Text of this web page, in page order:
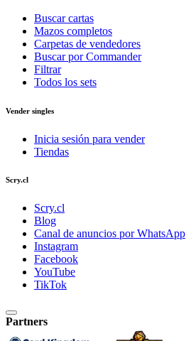
Buscar cartas
Mazos completos
Carpetas de vendedores
Buscar por Commander
Filtrar
Todos los sets
Vender singles
Inicia sesión para vender
Tiendas
Scry.cl
Scry.cl
Blog
Canal de anuncios por WhatsApp
Instagram
Facebook
YouTube
TikTok
Partners